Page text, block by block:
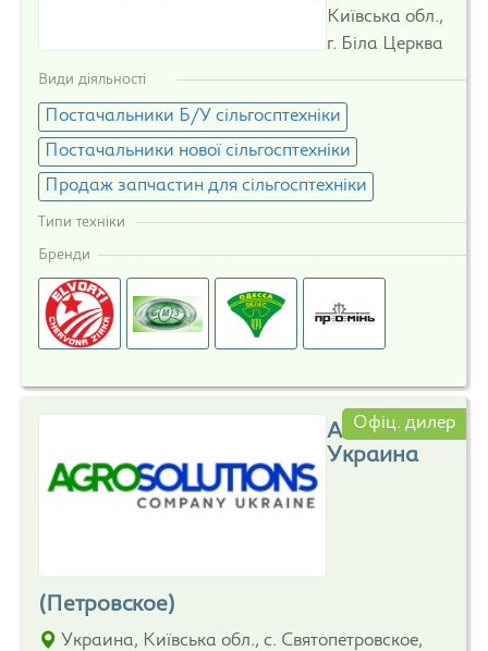
Київська обл.,
г. Біла Церква
Види діяльності
Постачальники Б/У сільгосптехніки
Постачальники нової сільгосптехніки
Продаж запчастин для сільгосптехніки
Типи техніки
Бренди
АГСОЛКО
Украина
(Петровское)
Украина, Київська обл., с. Святопетровское,
Офіц. дилер